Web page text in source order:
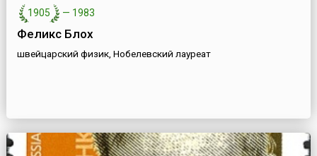
1905 — 1983
Феликс Блох
швейцарский физик, Нобелевский лауреат